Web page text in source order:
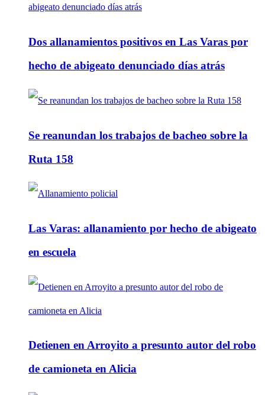
Dos allanamientos positivos en Las Varas por
hecho de abigeato denunciado días atrás
Se reanundan los trabajos de bacheo sobre la
Ruta 158
Las Varas: allanamiento por hecho de abigeato
en escuela
Detienen en Arroyito a presunto autor del robo
de camioneta en Alicia